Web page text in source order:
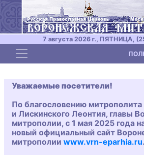
7 августа 2026 г., ПЯТНИЦА,
Toggle navigation
Уважаемые посетители!
По благословению
и Лискинского Леонтия, главы
митрополии, с 1 мая 2025 года
новый официальный сайт
митрополии www.vrn-eparhia.ru.